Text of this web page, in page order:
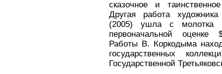
сказочное и
Другая работа
(2005) ушла с
первоначальной
Работы В. Коркодыма
государственных
Государственной